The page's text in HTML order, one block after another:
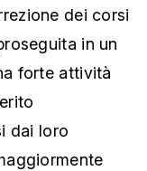
dei corsi
in un
forte attività
dai loro